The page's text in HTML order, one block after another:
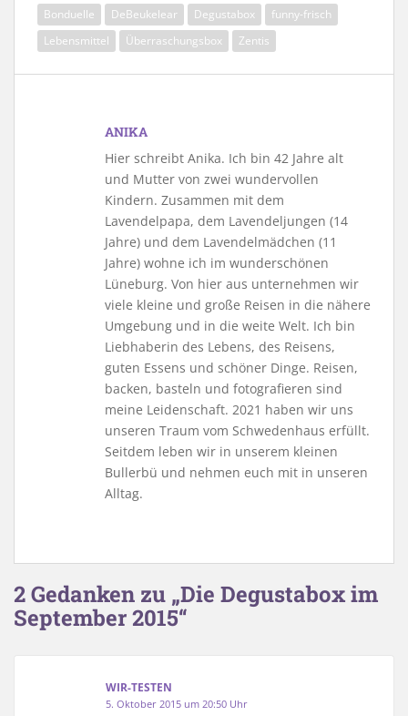
Bonduelle DeBeukelear Degustabox
funny-frisch
Lebensmittel
Überraschungsbox Zentis
ANIKA
Hier schreibt Anika. Ich bin 42 Jahre alt
und Mutter von zwei wundervollen
Kindern. Zusammen mit dem
Lavendelpapa, dem Lavendeljungen (14
Jahre) und dem Lavendelmädchen (11
Jahre) wohne ich im wunderschönen
Lüneburg. Von hier aus unternehmen wir
viele kleine und große Reisen in die nähere
Umgebung und in die weite Welt. Ich bin
Liebhaberin des Lebens, des Reisens,
guten Essens und schöner Dinge. Reisen,
backen, basteln und fotografieren sind
meine Leidenschaft. 2021 haben wir uns
unseren Traum vom Schwedenhaus erfüllt.
Seitdem leben wir in unserem kleinen
Bullerbü und nehmen euch mit in unseren
Alltag.
2 Gedanken zu „Die Degustabox im
September 2015“
WIR-TESTEN
5. Oktober 2015 um 20:50 Uhr